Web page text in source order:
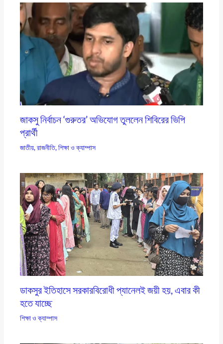
জাকসু নির্বাচন ‘গুরুতর’ অভিযোগ তুললেন শিবিরের ভিপি
প্রার্থী
জাতীয়,রাজনীতি,শিক্ষা ও ক্যাম্পাস
ডাকসুর ইতিহাসে সরকারবিরোধী প্যানেলই জয়ী হয়, এবার কী
হতে যাচ্ছে
শিক্ষা ও ক্যাম্পাস